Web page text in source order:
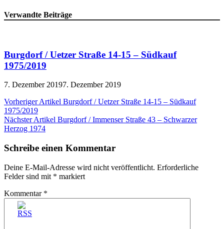
Verwandte Beiträge
Burgdorf / Uetzer Straße 14-15 – Südkauf
1975/2019
7. Dezember 20197. Dezember 2019
Beitragsnavigation
Vorheriger Artikel Burgdorf / Uetzer Straße 14-15 – Südkauf
1975/2019
Nächster Artikel Burgdorf / Immenser Straße 43 – Schwarzer
Herzog 1974
Schreibe einen Kommentar
Deine E-Mail-Adresse wird nicht veröffentlicht. Erforderliche
Felder sind mit * markiert
Kommentar *